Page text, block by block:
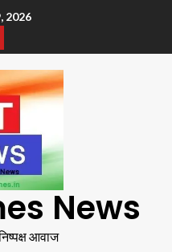
2026
News
आवाज